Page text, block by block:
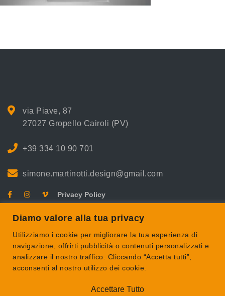
Diamo valore alla tua privacy
Utilizziamo i cookie per migliorare la tua esperienza di
navigazione, offrirti pubblicità o contenuti personalizzati e
analizzare il nostro traffico. Cliccando “Accetta tutti”,
acconsenti al nostro utilizzo dei cookie.
Accettare Tutto
via Piave, 87
27027 Gropello Cairoli (PV)
+39 334 10 90 701
simone.martinotti.design@gmail.com
Privacy Policy